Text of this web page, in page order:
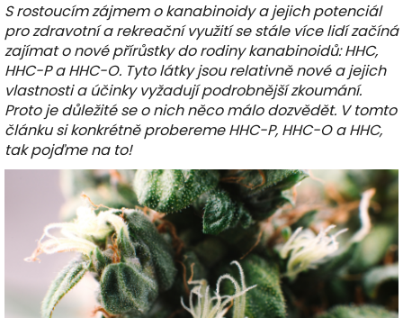
S rostoucím zájmem o kanabinoidy a jejich potenciál
pro zdravotní a rekreační využití se stále více lidí začíná
zajímat o nové přírůstky do rodiny kanabinoidů: HHC,
HHC-P a HHC-O. Tyto látky jsou relativně nové a jejich
vlastnosti a účinky vyžadují podrobnější zkoumání.
Proto je důležité se o nich něco málo dozvědět. V tomto
článku si konkrétně probereme HHC-P, HHC-O a HHC,
tak pojďme na to!